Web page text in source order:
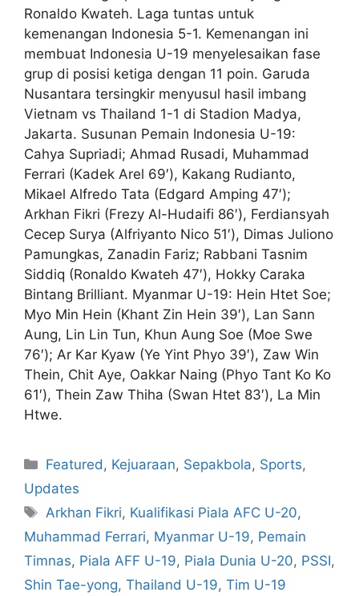
Ronaldo Kwateh. Laga tuntas untuk
kemenangan Indonesia 5-1. Kemenangan ini
membuat Indonesia U-19 menyelesaikan fase
grup di posisi ketiga dengan 11 poin. Garuda
Nusantara tersingkir menyusul hasil imbang
Vietnam vs Thailand 1-1 di Stadion Madya,
Jakarta. Susunan Pemain Indonesia U-19:
Cahya Supriadi; Ahmad Rusadi, Muhammad
Ferrari (Kadek Arel 69′), Kakang Rudianto,
Mikael Alfredo Tata (Edgard Amping 47′);
Arkhan Fikri (Frezy Al-Hudaifi 86′), Ferdiansyah
Cecep Surya (Alfriyanto Nico 51′), Dimas Juliono
Pamungkas, Zanadin Fariz; Rabbani Tasnim
Siddiq (Ronaldo Kwateh 47′), Hokky Caraka
Bintang Brilliant. Myanmar U-19: Hein Htet Soe;
Myo Min Hein (Khant Zin Hein 39′), Lan Sann
Aung, Lin Lin Tun, Khun Aung Soe (Moe Swe
76′); Ar Kar Kyaw (Ye Yint Phyo 39′), Zaw Win
Thein, Chit Aye, Oakkar Naing (Phyo Tant Ko Ko
61′), Thein Zaw Thiha (Swan Htet 83′), La Min
Htwe.
Featured , Kejuaraan, Sepakbola, Sports,
Updates
Arkhan Fikri, Kualifikasi Piala AFC U-20,
Muhammad Ferrari, Myanmar U-19, Pemain
Timnas, Piala AFF U-19, Piala Dunia U-20, PSSI,
Shin Tae-yong, Thailand U-19, Tim U-19